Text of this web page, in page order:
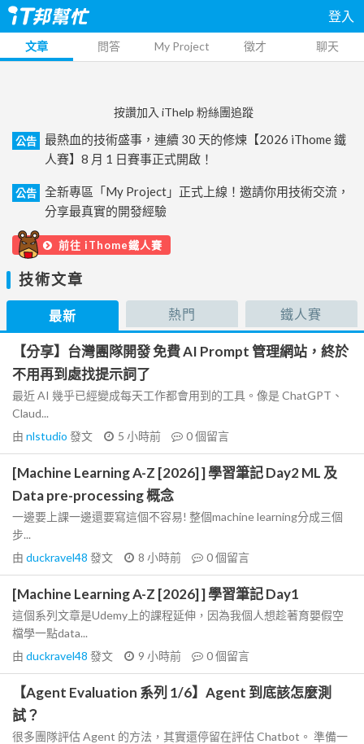
登入
文章 問答 My Project 徵才 聊天
按讚加入 iThelp 粉絲團追蹤
公告
最熱血的技術盛事，連續 30 天的修煉【2026 iThome 鐵
人賽】8 月 1 日賽事正式開啟！
公告
全新專區「My Project」正式上線！邀請你用技術交流，
分享最真實的開發經驗
前往 iThome鐵人賽
技術文章
最新 熱門 鐵人賽
【分享】台灣團隊開發 免費 AI Prompt 管理網站，終於
不用再到處找提示詞了
最近 AI 幾乎已經變成每天工作都會用到的工具。像是 ChatGPT、
Claud...
由 nlstudio 發文 5 小時前 0個留言
[Machine Learning A-Z [2026] ] 學習筆記 Day2 ML 及
Data pre-processing 概念
一邊要上課一邊還要寫這個不容易! 整個machine learning分成三個
步...
由 duckravel48 發文 8 小時前 0個留言
[Machine Learning A-Z [2026] ] 學習筆記 Day1
這個系列文章是Udemy上的課程延伸，因為我個人想趁著育嬰假空
檔學一點data...
由 duckravel48 發文 9 小時前 0個留言
【Agent Evaluation 系列 1/6】Agent 到底該怎麼測
試？
很多團隊評估 Agent 的方法，其實還停留在評估 Chatbot。 準備一